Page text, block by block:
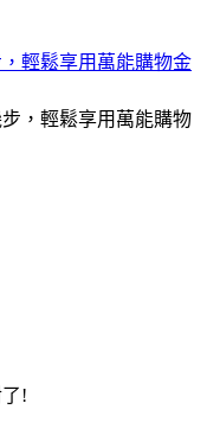
輕鬆享用萬能購物金
!